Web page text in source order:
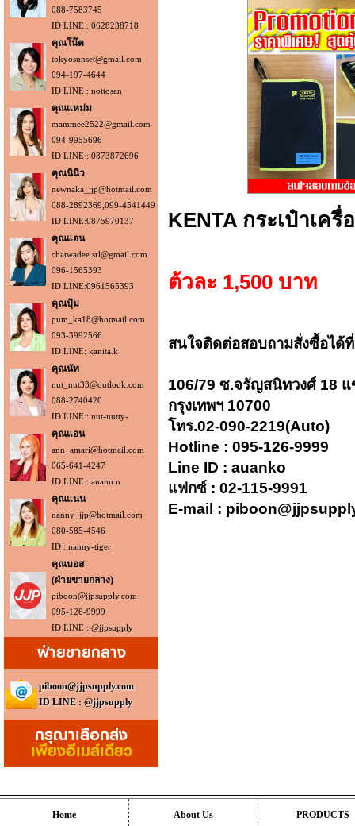
088-7583745
ID LINE : 0628238718
คุณโน๊ต
tokyosunset@gmail.com
094-197-4644
ID LINE : nottosan
คุณแหม่ม
mammee2522@gmail.com
094-9955696
ID LINE : 0873872696
คุณนินิว
newnaka_jjp@hotmail.com
088-2892369,099-4541449
ID LINE:0875970137
คุณแอน
chatwadee.srl@gmail.com
096-1565393
ID LINE:0961565393
คุณปุ้ม
pum_ka18@hotmail.com
093-3992566
ID LINE: kanita.k
คุณนัท
nut_nut33@outlook.com
088-2740420
ID LINE : nut-nutty-
คุณแอน
ann_amari@hotmail.com
065-641-4247
ID LINE : anamr.n
คุณแนน
nanny_jjp@hotmail.com
080-585-4546
ID : nanny-tiger
คุณบอส
(ฝ่ายขายกลาง)
piboon@jjpsupply.com
095-126-9999
ID LINE : @jjpsupply
ฝ่ายขายกลาง
piboon@jjpsupply.com
ID LINE : @jjpsupply
กรุณาเลือกส่ง
เพียงอีเมล์เดียว
KENTA กระเป๋าเค
ต้วละ 1,500 บาท
สนใจติดต่อสอบถามสั่งซื้อได้
106/79 ซ.จรัญสนิทวงศ์ 18
กรุงเทพฯ 10700
โทร.02-090-2219(Auto)
Hotline : 095-126-9999
Line ID : auanko
แฟกซ์ : 02-115-9991
E-mail :
Home About Us PRODUCTS